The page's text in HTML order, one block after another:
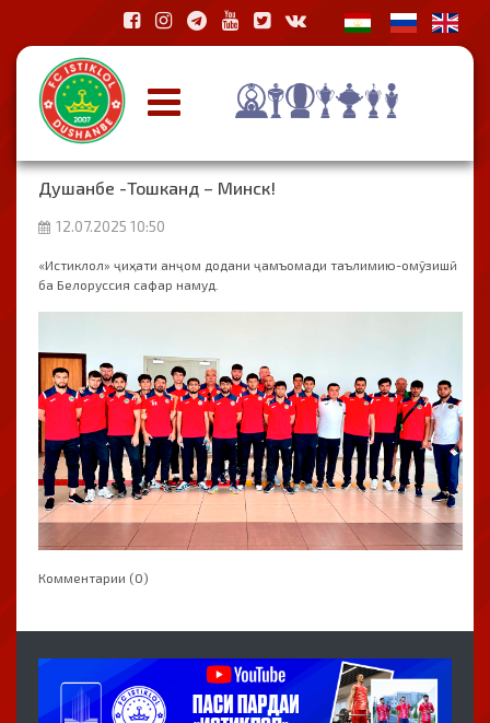
Душанбе -Тошканд – Минск!
12.07.2025 10:50
«Истиклол» ҷиҳати анҷом додани ҷамъомади таълимию-омӯзишӣ
ба Белоруссия сафар намуд.
Комментарии (0)